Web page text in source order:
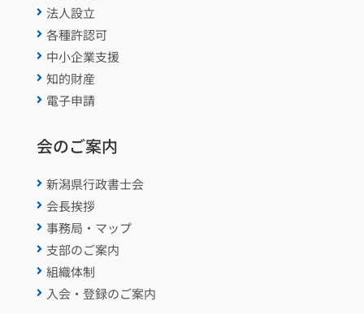
 法人設立
 各種許認可
 中小企業支援
 知的財産
 電子申請
会のご案内
 新潟県行政書士会
 会長挨拶
 事務局・マップ
 支部のご案内
 組織体制
 入会・登録のご案内